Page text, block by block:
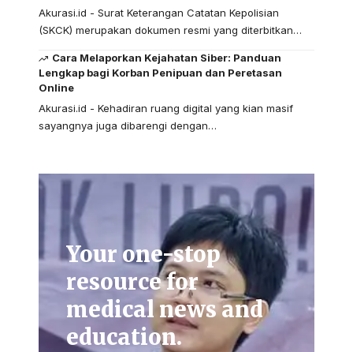
Akurasi.id - Surat Keterangan Catatan Kepolisian
(SKCK) merupakan dokumen resmi yang diterbitkan…
Cara Melaporkan Kejahatan Siber: Panduan
Lengkap bagi Korban Penipuan dan Peretasan
Online
Akurasi.id - Kehadiran ruang digital yang kian masif
sayangnya juga dibarengi dengan…
Your one-stop
resource for
medical news and
education.